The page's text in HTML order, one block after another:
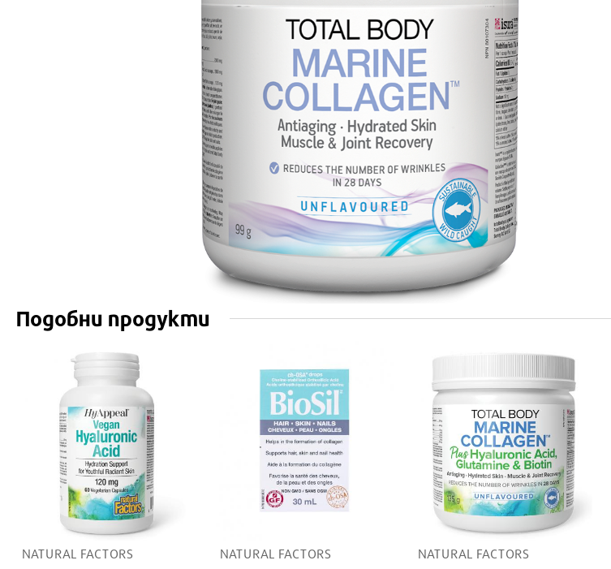
Подобни продукти
NATURAL FACTORS NATURAL FACTORS NATURAL FACTORS